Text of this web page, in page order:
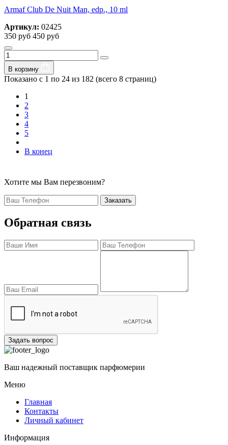
Armaf Club De Nuit Man, edp., 10 ml
Артикул: 02425
350 руб 450 руб
В корзину
Показано с 1 по 24 из 182 (всего 8 страниц)
1
2
3
4
5
В конец
Хотите мы Вам перезвоним?
Заказать
Обратная связь
Задать вопрос
Ваш надежный поставщик парфюмерии
Меню
Главная
Контакты
Личный кабинет
Информация